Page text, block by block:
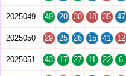
2025049 49 20 30 18 35 47
2025050 29 25 26 15 41 12
2025051 43 17 27 11 22 6